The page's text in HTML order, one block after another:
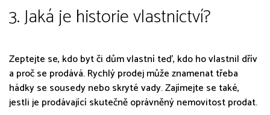
3. Jaká je historie vlastnictví?
Zeptejte se, kdo byt či dům vlastní teď, kdo ho vlastnil dřív
a proč se prodává. Rychlý prodej může znamenat třeba
hádky se sousedy nebo skryté vady. Zajímejte se také,
jestli je prodávající skutečně oprávněný nemovitost prodat.